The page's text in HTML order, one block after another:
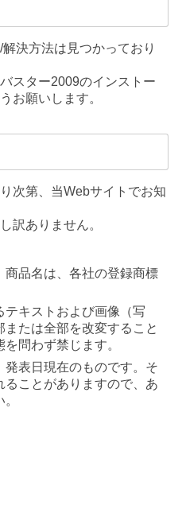
決方法は見つかっており
スター2009のインストー
お願いします。
次第、当Webサイトでお知
訳ありません。
商品名は、各社の登録商標
キストおよび画像（写
たは全部を改変すること
問わず禁じます。
表日現在のものです。そ
ことがありますので、あ